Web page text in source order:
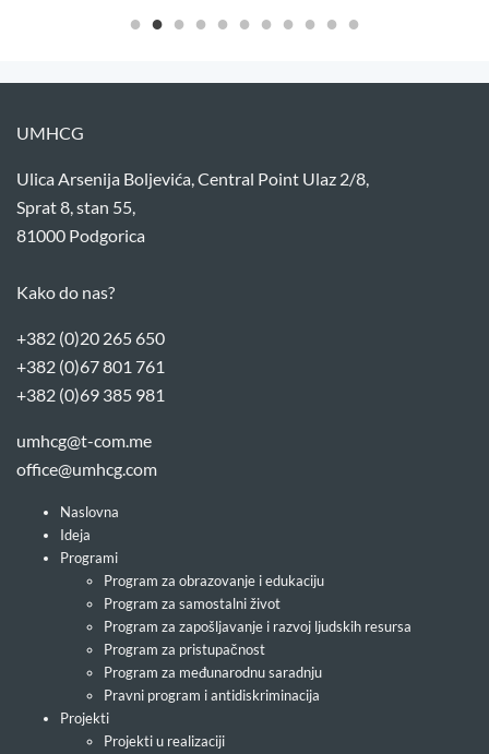
UMHCG
Ulica Arsenija Boljevića, Central Point Ulaz 2/8,
Sprat 8, stan 55,
81000 Podgorica
Kako do nas?
+382 (0)20 265 650
+382 (0)67 801 761
+382 (0)69 385 981
umhcg@t-com.me
office@umhcg.com
Naslovna
Ideja
Programi
Program za obrazovanje i edukaciju
Program za samostalni život
Program za zapošljavanje i razvoj ljudskih resursa
Program za pristupačnost
Program za međunarodnu saradnju
Pravni program i antidiskriminacija
Projekti
Projekti u realizaciji